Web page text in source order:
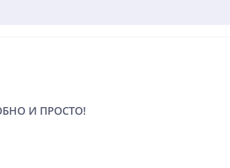
И ПРОСТО!